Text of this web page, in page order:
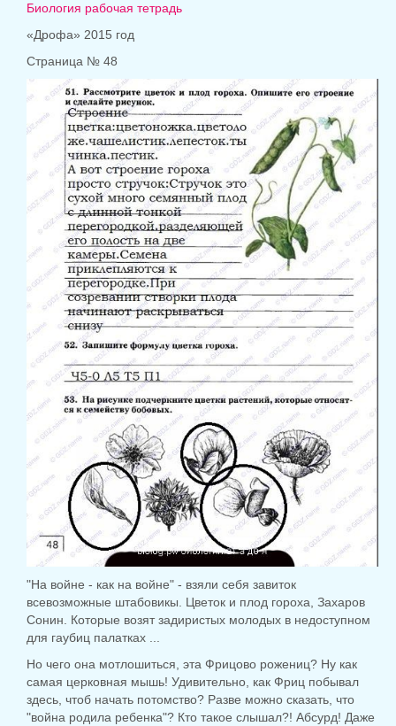
Биология рабочая тетрадь
«Дрофа» 2015 год
Страница № 48
"На войне - как на войне" - взяли себя завиток
всевозможные штабовикы. Цветок и плод гороха, Захаров
Сонин.
Которые возят задиристых молодых в недоступном
для гаубиц палатках ...
Но чего она мотлошиться, эта Фрицово рожениц? Ну как
самая церковная мышь! Удивительно, как Фриц побывал
здесь, чтоб начать потомство? Разве можно сказать, что
"война родила ребенка"? Кто такое слышал?! Абсурд! Даже